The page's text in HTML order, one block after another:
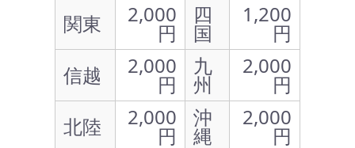
関東
2,000
円
四
国
1,200
円
信越
2,000
円
九
州
2,000
円
北陸
2,000
円
沖
縄
2,000
円